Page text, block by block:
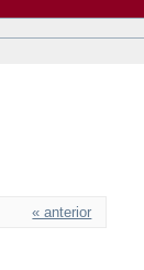
« anterior